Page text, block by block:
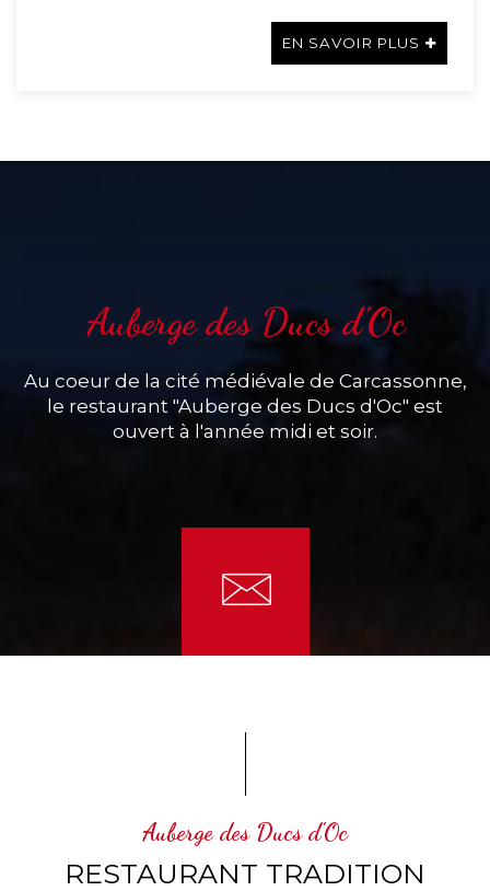
EN SAVOIR PLUS
Auberge des Ducs d'Oc
Au coeur de la cité médiévale de Carcassonne,
le restaurant "Auberge des Ducs d'Oc" est
ouvert à l'année midi et soir.
Auberge des Ducs d'Oc
RESTAURANT TRADITION